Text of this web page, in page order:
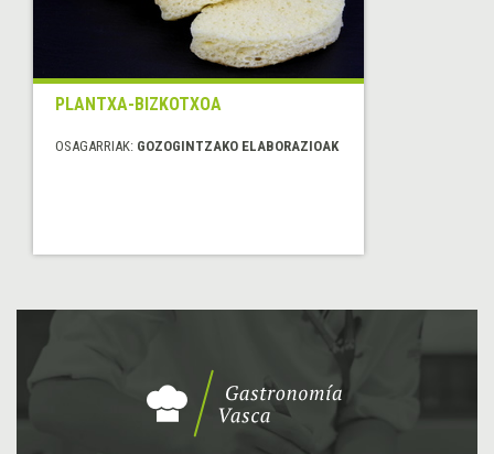
PLANTXA-BIZKOTXOA
OSAGARRIAK: GOZOGINTZAKO ELABORAZIOAK